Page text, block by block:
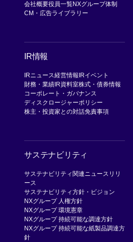
会社概要役員一覧NXグループ体制
CM・広告ライブラリー
IR情報
IRニュース経営情報 IRイベント
財務・業績 IR資料室株式・債券情報
コーポレート・ガバナンス
ディスクロージャーポリシー
株主・投資家との対話免責事項
サステナビリティ
サステナビリティ関連ニュースリリ
ース
サステナビリティ方針・ビジョン
NXグループ 人権方針
NXグループ 環境憲章
NXグループ 持続可能な調達方針
NXグループ 持続可能な紙製品調達方
針